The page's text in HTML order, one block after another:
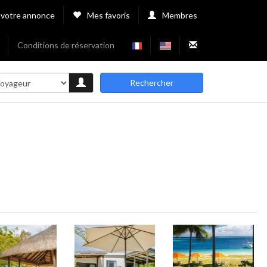
annonce Mes favoris Membres
Conditions de réservation
Rechercher